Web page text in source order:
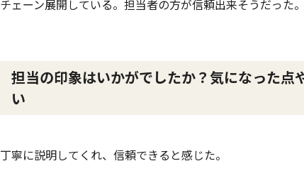
チェーン展開している。担当者の方が信頼出来そうだった。
担当の印象はいかがでしたか？気になった
い
丁寧に説明してくれ、信頼できると感じた。